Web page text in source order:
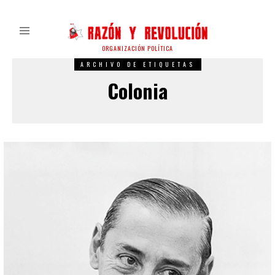
ORGANIZACIÓN POLÍTICA
ARCHIVO DE ETIQUETAS
Colonia